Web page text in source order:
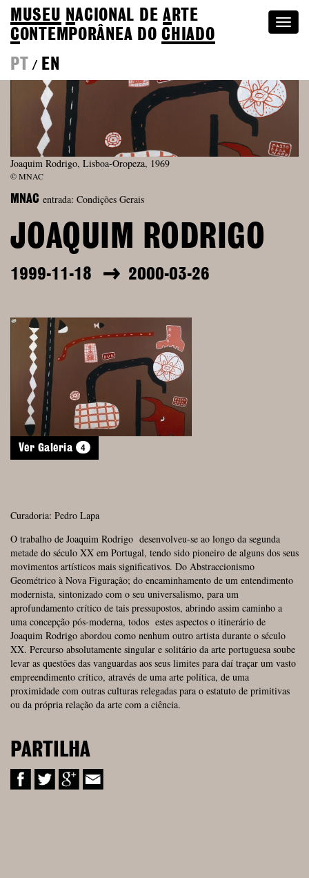
MUSEU NACIONAL DEA RTE
CONTEMPORÂNEA DOCHIADO
PT
/ EN
Joaquim Rodrigo, Lisboa-Oropeza, 1969
© MNAC
MNAC entrada: Condições Gerais
JOAQUIM RODRIGO
1999-11-18 2000-03-26
Ver Galeria 4
Curadoria: Pedro Lapa
O trabalho de Joaquim Rodrigo desenvolveu-se ao longo da segunda
metade do século XX em Portugal, tendo sido pioneiro de alguns dos seus
movimentos artísticos mais significativos. Do Abstraccionismo
Geométrico à Nova Figuração; do encaminhamento de um entendimento
modernista, sintonizado com o seu universalismo, para um
aprofundamento crítico de tais pressupostos, abrindo assim caminho a
uma concepção pós-moderna, todos estes aspectos o itinerário de
Joaquim Rodrigo abordou como nenhum outro artista durante o século
XX. Percurso absolutamente singular e solitário da arte portuguesa soube
levar as questões das vanguardas aos seus limites para daí traçar um vasto
empre­endimento crítico, através de uma arte política, de uma
proximidade com outras culturas relegadas para o estatuto de primitivas
ou da própria relação da arte com a ciência.
PARTILHA